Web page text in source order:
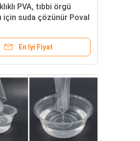
PVA, tıbbi örgü
için suda çözünür Poval
En Iyi Fiyat